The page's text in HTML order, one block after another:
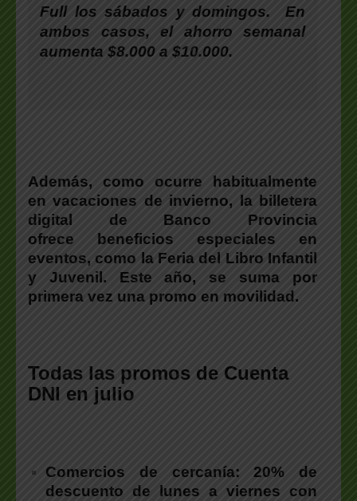
Full los sábados y domingos. En
ambos casos, el ahorro semanal
aumenta $8.000 a $10.000.
Además, como ocurre habitualmente
en vacaciones de invierno, la billetera
digital de Banco Provincia
ofrece beneficios especiales en
eventos, como la Feria del Libro Infantil
y Juvenil. Este año, se suma por
primera vez una promo en movilidad.
Todas las promos de Cuenta
DNI en julio
Comercios de cercanía: 20% de
descuento de lunes a viernes con